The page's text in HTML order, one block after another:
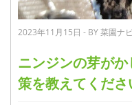
2023年11月15日 - BY 菜園ナ
ニンジンの芽が
策を教えてくださ